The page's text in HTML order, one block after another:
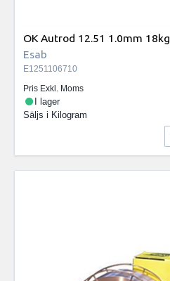
OK Autrod 12.51 1.0mm 18kg
Esab
E1251106710
Pris Exkl. Moms
I lager
Säljs i Kilogram